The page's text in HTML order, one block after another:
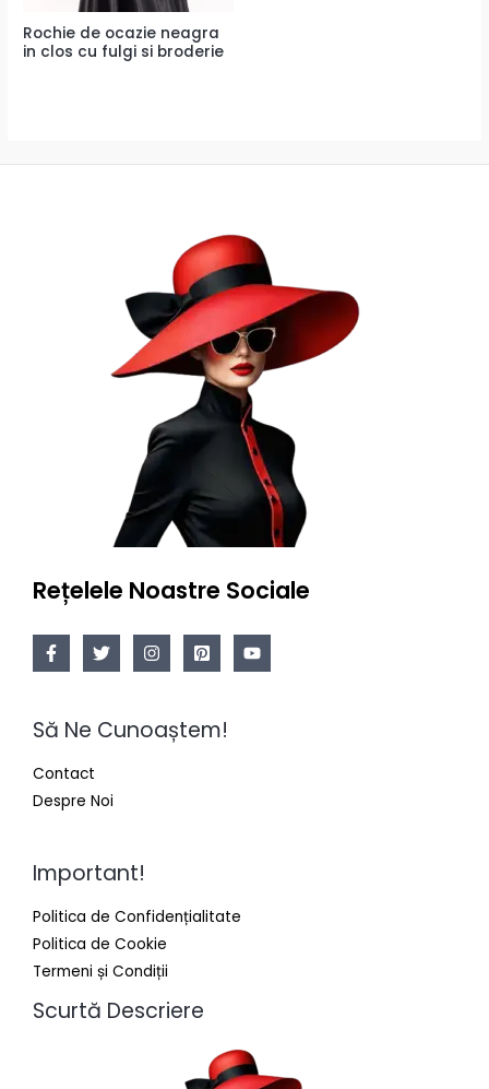
Rochie de ocazie neagra
in clos cu fulgi si broderie
Rețelele Noastre Sociale
Să Ne Cunoaștem!
Contact
Despre Noi
Important!
Politica de Confidențialitate
Politica de Cookie
Termeni și Condiții
Scurtă Descriere